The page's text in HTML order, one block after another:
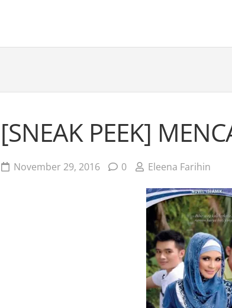
[SNEAK PEEK]
November 29, 2016 0 Eleena Farihin